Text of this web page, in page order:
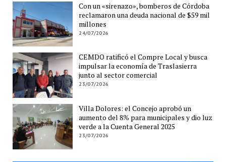
Con un «sirenazo», bomberos de Córdoba
reclamaron una deuda nacional de $59 mil
millones
24/07/2026
CEMDO ratificó el Compre Local y busca
impulsar la economía de Traslasierra
junto al sector comercial
23/07/2026
Villa Dolores: el Concejo aprobó un
aumento del 8% para municipales y dio luz
verde a la Cuenta General 2025
23/07/2026